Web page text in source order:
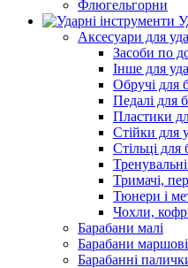
Флюгельгорни
Аксесуари для
Засоби по
Інше для
Обручі для
Педалі для
Пластики
Стійки для
Стільці для
Тримачі,
Тюнери і
Чохли,
Барабани малі
Барабани маршові
Барабанні